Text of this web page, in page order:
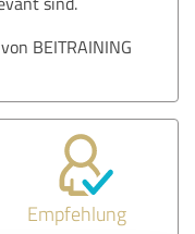
BEITRAINING
Empfehlung